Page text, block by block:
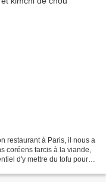
restaurant à Paris, il nous a
coréens farcis à la viande,
d'y mettre du tofu pour